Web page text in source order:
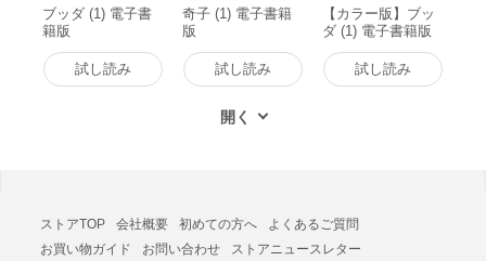
ブッダ (1) 電子書
籍版
試し読み
奇子 (1) 電子書籍
版
試し読み
【カラー版】ブッ
ダ (1) 電子書籍版
試し読み
ストアTOP 会社概要 初めての方へ
よくあるご質問
お買い物ガイド
お問い合わせ
ストアニュースレター